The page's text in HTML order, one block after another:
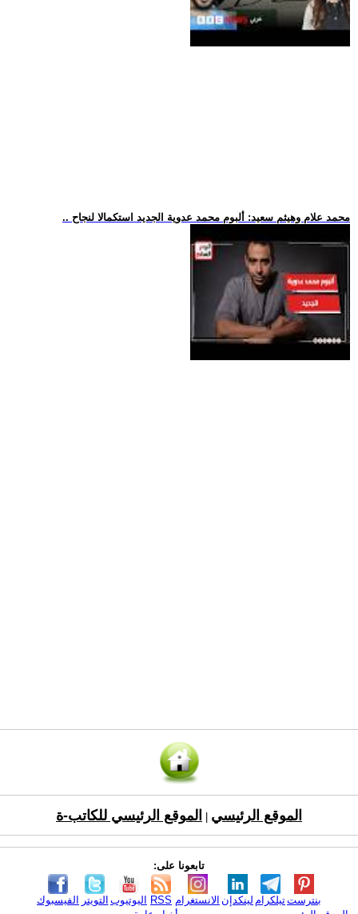
.. محمد علام وهيثم سعيد: ألبوم محمد عدوية الجديد استكمالا لنجاح
الموقع الرئيسي الموقع الرئيسي للكاتب-ة
تابعونا على:
الفيسبوك التويتر اليوتيوب RSS الانستغرام لينكدإن تيلكرامبنترست